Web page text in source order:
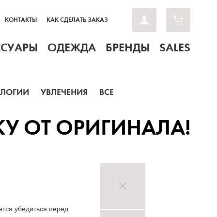
КОНТАКТЫ КАК СДЕЛАТЬ ЗАКАЗ
ОДЕЖДА БРЕНДЫ SALES
УВЛЕЧЕНИЯ ВСЕ
ОТ ОРИГИНАЛА!
убедиться перед